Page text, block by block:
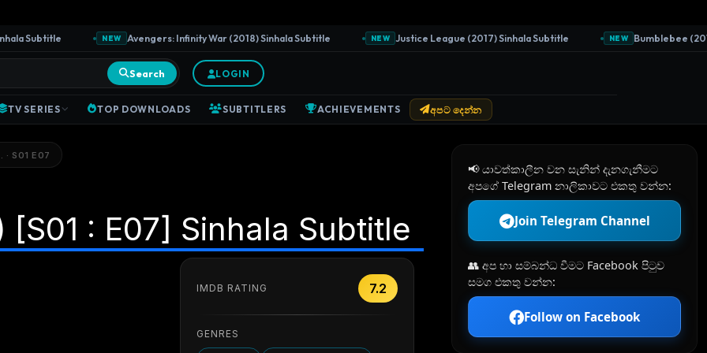
Subtitle NEW Avengers: Infinity War (2018) Sinhala Subtitle NEW Justice League (2017) Sinhala Subtitle NEW Bumblebee (2018)
Search LOGIN
TV SERIES TOP DOWNLOADS SUBTITLERS ACHIEVEMENTS අපට දෙන්න
· S01 E07
: E07] Sinhala Subtitle
IMDB RATING 7.2
GENRES
📢 යාවත්කාලීන වන සැනින් දැනගැනීමට
අපගේ Telegram නාලිකාවට එකතු වන්න:
Join Telegram Channel
👥 අප හා සම්බන්ධ වීමට Facebook පිටුව
සමග එකතු වන්න:
Follow on Facebook